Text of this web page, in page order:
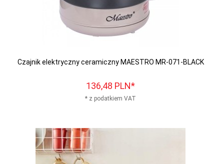
Czajnik elektryczny ceramiczny MAESTRO MR-071-BLACK
136,48 PLN*
* z podatkiem VAT